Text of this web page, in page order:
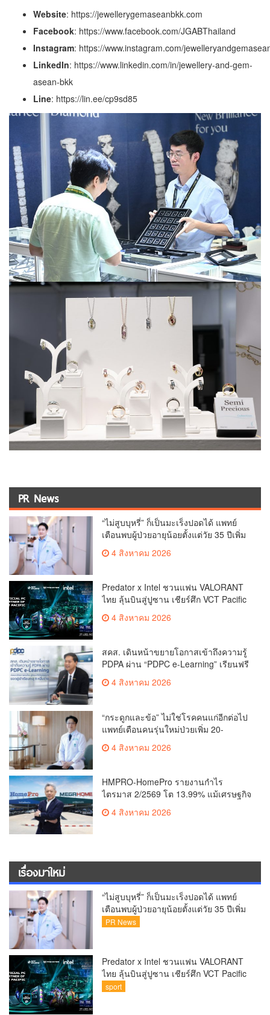
Website: https://jewellerygemaseanbkk.com
Facebook: https://www.facebook.com/JGABThailand
Instagram: https://www.instagram.com/
LinkedIn: https://www.linkedin.com/in/jewellery-and-gem-
asean-bkk
Line: https://lin.ee/cp9sd85
PR News
“ไม่สูบบุหรี่” ก็เป็นมะเร็งปอดได้ แพทย์
เตือนพบผู้ป่วยอายุน้อยตั้งแต่วัย 35 ปีเพิ่ม
4 สิงหาคม 2026
Predator x Intel ชวนแฟน VALORANT
ไทย ลุ้นบินสู่ปูซาน เชียร์ศึก VCT Pacific
Finals Busan ประเทศเกาหลีใต้ Predator
x Intel ชวนแฟน VALORANT ไทย ลุ้นบิน
สุดพิเศษตลอดทัวร์นาเมนต์
4 สิงหาคม 2026
สคส. เดินหน้าขยายโอกาสเข้าถึงความรู้
PDPA ผ่าน “PDPC e-Learning” เรียนฟรี
ทุกที่ ทุกเวลา พร้อมประกาศนียบัตร ต่อย
อดศักยภาพคนไทยสู่สังคมดิจิทัลปลอดภัย
แล้ว
4 สิงหาคม 2026
“กระดูกและข้อ” ไม่ใช่โรคคนแก่อีกต่อไป
แพทย์เตือนคนรุ่นใหม่ป่วยเพิ่ม 20-
กระแสกีฬา
4 สิงหาคม 2026
HMPRO-HomePro รายงานกำไร
ไตรมาส 2/2569 โต 13.99% แม้เศรษฐกิจ
Private Brand ดัน Gross Margin เพิ่มขึ้น
4 สิงหาคม 2026
เรื่องมาใหม่
“ไม่สูบบุหรี่” ก็เป็นมะเร็งปอดได้ แพทย์
เตือนพบผู้ป่วยอายุน้อยตั้งแต่วัย 35 ปีเพิ่ม
ขึ้นคนไทยกว่า 70% รู้ตัวเมื่อโรคลุกลาม
PR News
Predator x Intel ชวนแฟน VALORANT
ไทย ลุ้นบินสู่ปูซาน เชียร์ศึก VCT Pacific
Finals Busan ประเทศเกาหลีใต้ Predator
sport